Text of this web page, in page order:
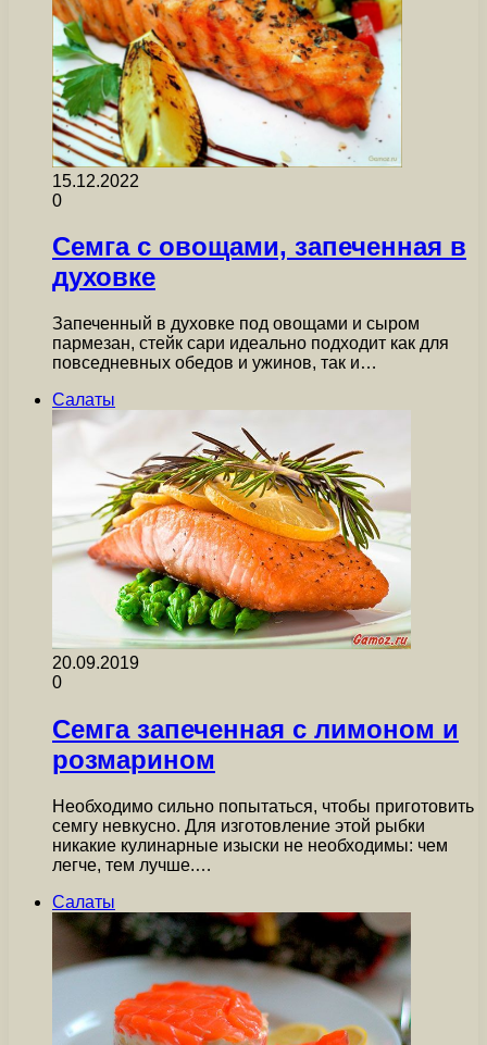
15.12.2022
0
Семга с овощами, запеченная в
духовке
Запеченный в духовке под овощами и сыром
пармезан, стейк сари идеально подходит как для
повседневных обедов и ужинов, так и…
Салаты
20.09.2019
0
Семга запеченная с лимоном и
розмарином
Необходимо сильно попытаться, чтобы приготовить
семгу невкусно. Для изготовление этой рыбки
никакие кулинарные изыски не необходимы: чем
легче, тем лучше.…
Салаты